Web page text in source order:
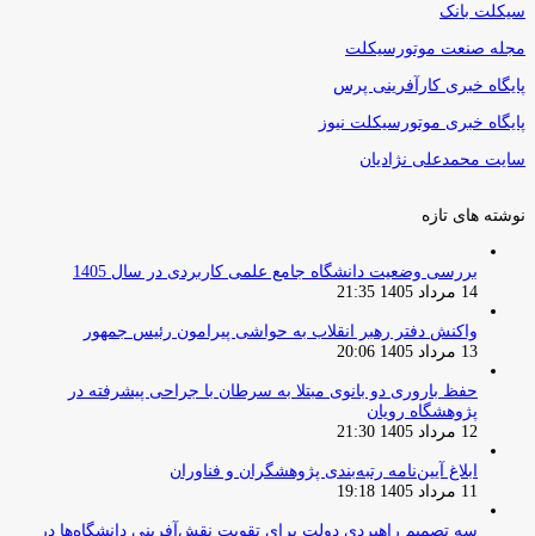
سیکلت بانک
مجله صنعت موتورسیکلت
پایگاه خبری کارآفرینی پرس
پایگاه خبری موتورسیکلت نیوز
سایت محمدعلی نژادیان
نوشته های تازه
بررسی وضعیت دانشگاه جامع علمی کاربردی در سال 1405
14 مرداد 1405 21:35
واکنش دفتر رهبر انقلاب به حواشی پیرامون رئیس جمهور
13 مرداد 1405 20:06
حفظ باروری دو بانوی مبتلا به سرطان با جراحی پیشرفته در
پژوهشگاه رویان
12 مرداد 1405 21:30
ابلاغ آیین‌نامه رتبه‌بندی پژوهشگران و فناوران
11 مرداد 1405 19:18
سه تصمیم راهبردی دولت برای تقویت نقش‌آفرینی دانشگاه‌ها در